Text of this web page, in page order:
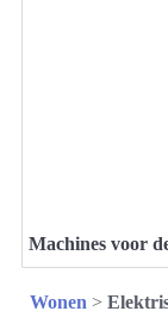
Machines voor
Wonen >